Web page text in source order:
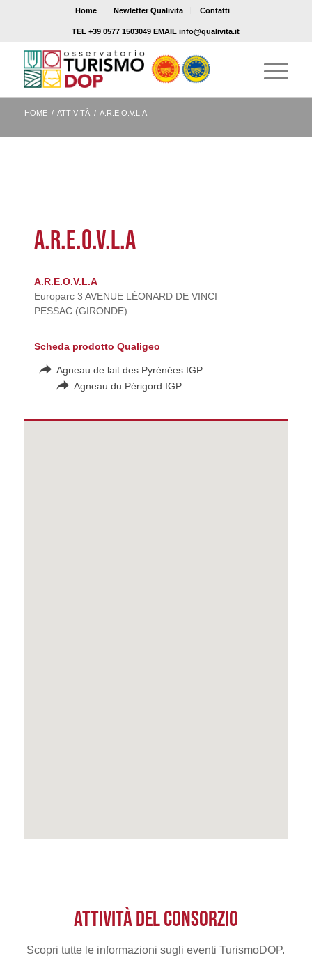
Home Newletter Qualivita Contatti
TEL +39 0577 1503049 EMAIL info@qualivita.it
HOME / ATTIVITÀ / A.R.E.O.V.L.A
A.R.E.O.V.L.A
A.R.E.O.V.L.A
Europarc 3 AVENUE LÉONARD DE VINCI
PESSAC (GIRONDE)
Scheda prodotto Qualigeo
Agneau de lait des Pyrénées IGP
Agneau du Périgord IGP
ATTIVITÀ DEL CONSORZIO
Scopri tutte le informazioni sugli eventi TurismoDOP.